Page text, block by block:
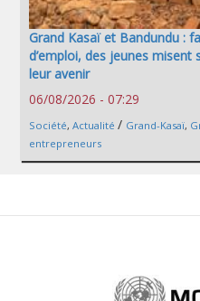
Grand Kasaï et Bandundu :
d’emploi, des jeunes misent
leur avenir
06/08/2026 - 07:29
Société, Actualité / Grand-Kasaï,
entrepreneurs